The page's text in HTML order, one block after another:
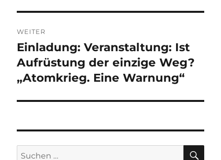
WEITER
Nächster
Beitrag:
Einladung: Veranstaltung: Ist
Aufrüstung der einzige Weg?
„Atomkrieg. Eine Warnung“
Suchen